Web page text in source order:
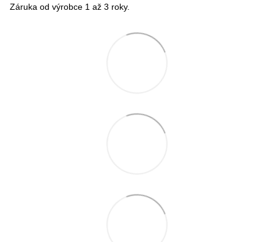
Záruka od výrobce 1 až 3 roky.